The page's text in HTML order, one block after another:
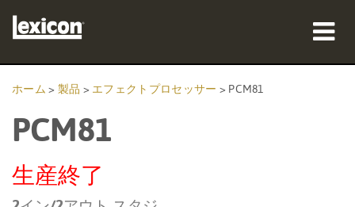
購入先
ホーム > 製品 > エフェクトプロセッサー > PCM81
PCM81
生産終了